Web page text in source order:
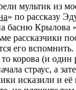
мультик из
» по рассказу
басню Крылова
рассказчики
его
то корова (и
страус, а
исказили и